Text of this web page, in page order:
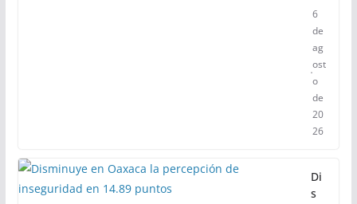
6
de
ag
ost
o
de
20
26
Di
s